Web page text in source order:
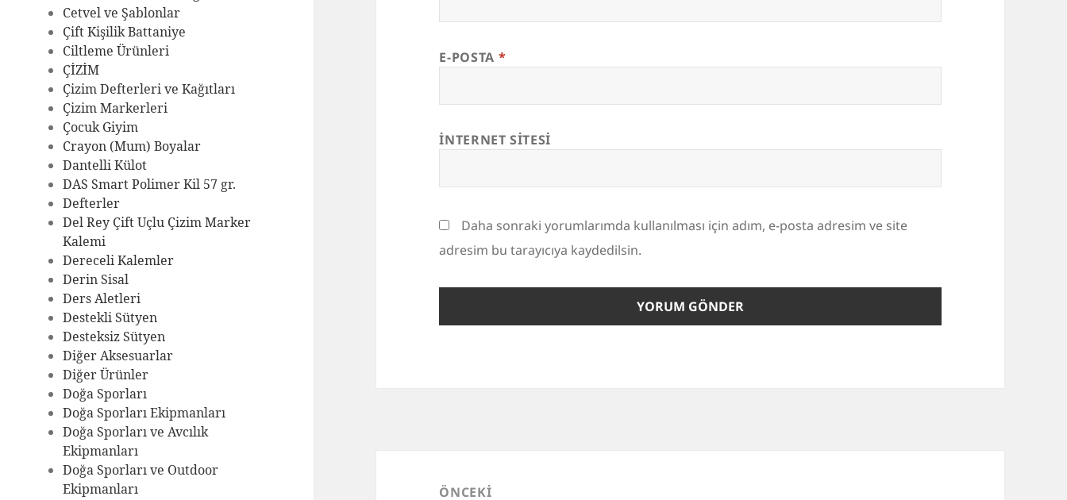
Cetvel ve Şablonlar
Çift Kişilik Battaniye
Ciltleme Ürünleri
ÇİZİM
Çizim Defterleri ve Kağıtları
Çizim Markerleri
Çocuk Giyim
Crayon (Mum) Boyalar
Dantelli Külot
DAS Smart Polimer Kil 57 gr.
Defterler
Del Rey Çift Uçlu Çizim Marker
Kalemi
Dereceli Kalemler
Derin Sisal
Ders Aletleri
Destekli Sütyen
Desteksiz Sütyen
Diğer Aksesuarlar
Diğer Ürünler
Doğa Sporları
Doğa Sporları Ekipmanları
Doğa Sporları ve Avcılık
Ekipmanları
Doğa Sporları ve Outdoor
Ekipmanları
E-POSTA *
İNTERNET SITESI
Daha sonraki yorumlarımda kullanılması için adım, e-posta adresim ve site
adresim bu tarayıcıya kaydedilsin.
gezinmesiÖNCEKI